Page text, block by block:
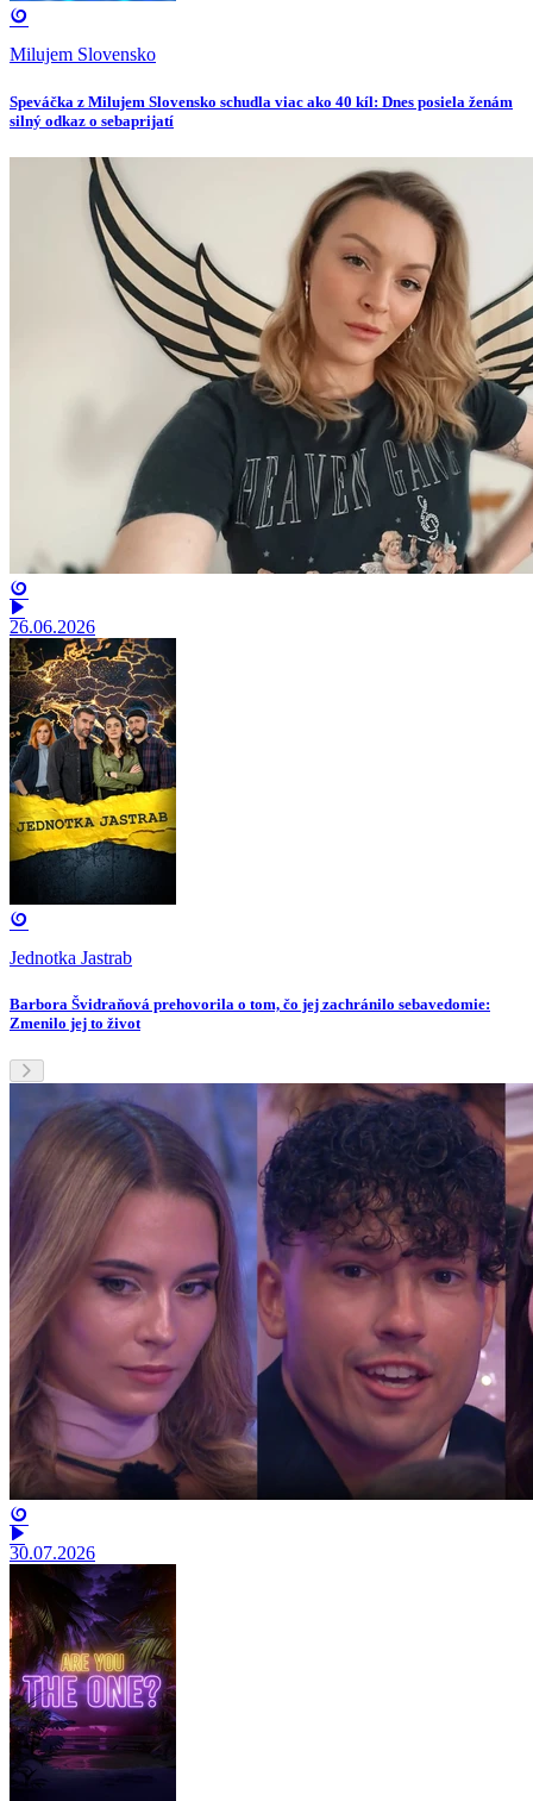
Milujem Slovensko
Speváčka z Milujem Slovensko schudla viac ako 40 kíl: Dnes posiela ženám
silný odkaz o sebaprijatí
26.06.2026
Jednotka Jastrab
Barbora Švidraňová prehovorila o tom, čo jej zachránilo sebavedomie:
Zmenilo jej to život
30.07.2026